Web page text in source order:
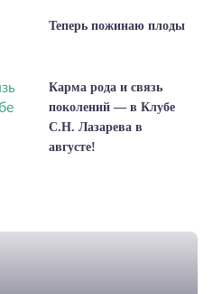
Теперь пожинаю плоды
Карма рода и связь
поколений — в Клубе
С.Н. Лазарева в
августе!